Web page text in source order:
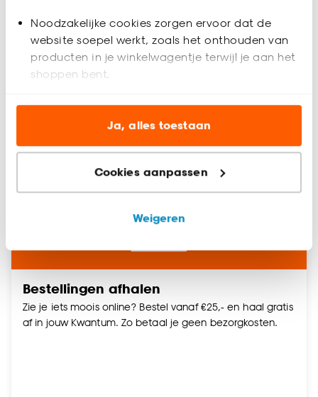
Noodzakelijke cookies zorgen ervoor dat de
website soepel werkt, zoals het onthouden van
producten in je winkelwagentje terwijl je aan het
shoppen bent.
Analytische cookies (optioneel) helpen ons de
website te verbeteren voor jou en al onze andere
Marketing cookies (optioneel) laten jou
relevante informatie en aanbiedingen zien op
advertenties en communicatie.
noodzakelijke cookies te accepteren. Je kunt er ook
voor kiezen om bepaalde cookies wel of niet te
accepteren door op ‘Cookies aanpassen’ te
Ja, alles toestaan
Cookies aanpassen
Weigeren
Pakketten terugbrengen
Je kan online bestelling die je hebt afgehaald
terugbrengen bij dezelfde winkel.
Retourbeleid
Bestellingen afhalen
Zie je iets moois online? Bestel vanaf €25,- en haal gratis
af in jouw Kwantum. Zo betaal je geen bezorgkosten.